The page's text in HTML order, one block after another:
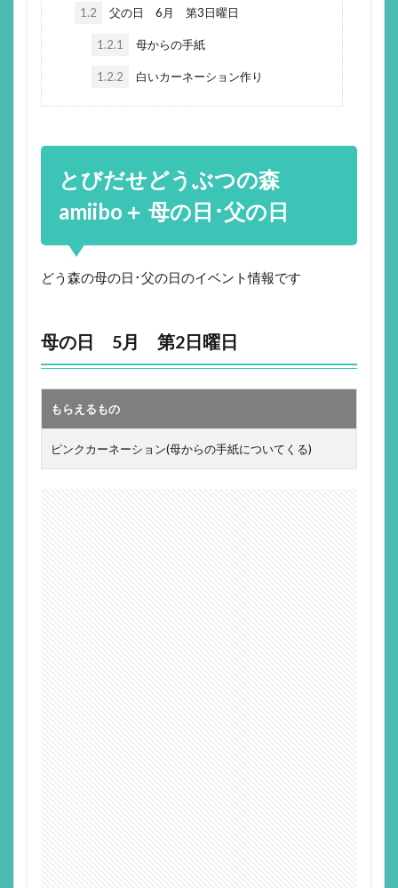
1.2 父の日 6月 第3日曜日
1.2.1 母からの手紙
1.2.2 白いカーネーション作り
とびだせどうぶつの森
amiibo＋ 母の日･父の日
どう森の母の日･父の日のイベント情報です
母の日 5月 第2日曜日
もらえるもの
ピンクカーネーション(母からの手紙についてくる)